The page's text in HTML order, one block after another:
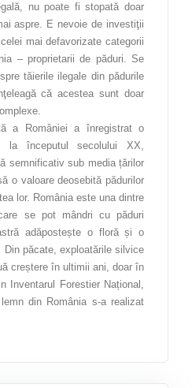
de Calcul
nu poate fi stopată doar
aspre. E nevoie de investiţii
mai defavorizate categorii
– proprietarii de păduri. Se
tăierile ilegale din pădurile
că acestea sunt doar
a României a înregistrat o
la începutul secolului XX,
semnificativ sub media țărilor
o valoare deosebită pădurilor
lor. România este una dintre
se pot mândri cu păduri
adăpostește o floră și o
Din păcate, exploatările silvice
creștere în ultimii ani, doar în
Inventarul Forestier Național,
din România s-a realizat